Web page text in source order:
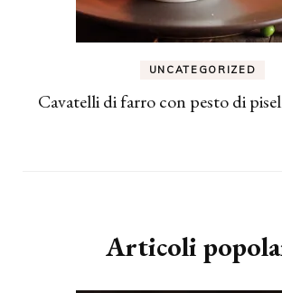
UNCATEGORIZED
Cavatelli di farro con pesto di
Articoli